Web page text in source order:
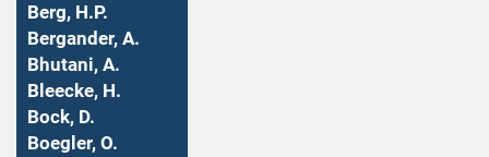
Berg, H.P.
Bergander, A.
Bhutani, A.
Bleecke, H.
Bock, D.
Boegler, O.